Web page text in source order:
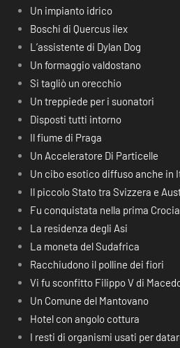
Un impianto idrico
Boschi di Quercus ilex
L’assistente di Dylan Dog
Un formaggio valdostano
Si tagliò un orecchio
Un treppiede per i suonatori
Disposti tutti intorno
Il fiume di Praga
Un Acceleratore Di Particelle
Un cibo esotico diffuso anche in
Il piccolo Stato tra Svizzera e
Fu conquistata nella prima
La residenza degli Asi
La moneta del Sudafrica
Racchiudono il polline dei fiori
Vi fu sconfitto Filippo V di
Un Comune del Mantovano
Hotel con angolo cottura
I resti di organismi usati per